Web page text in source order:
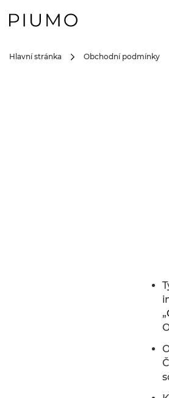
Hlavní stránka Obchodní podmínky
„